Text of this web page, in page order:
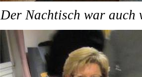
Der Nachtisch war auch